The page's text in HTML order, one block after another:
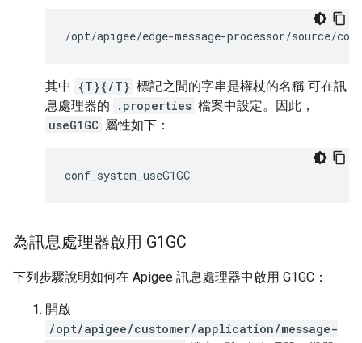
/opt/apigee/edge-message-processor/source/
其中 {T}{/T} 標記之間的字串是權杖的名稱 可在訊
息處理器的
.properties 檔案中設定。因此，
useG1GC 屬性如下：
conf_system_useG1GC
為訊息處理器啟用 G1GC
下列步驟說明如何在 Apigee 訊息處理器中啟用 G1GC：
開啟
/opt/apigee/customer/application/message-